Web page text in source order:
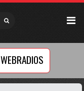
WEBRADIOS